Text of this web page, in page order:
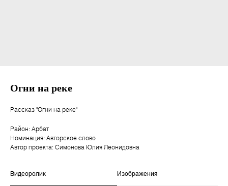
Огни на реке
Рассказ "Огни на реке"
Район: Арбат
Номинация: Авторское слово
Автор проекта: Симонова Юлия Леонидовна
Видеоролик Изображения